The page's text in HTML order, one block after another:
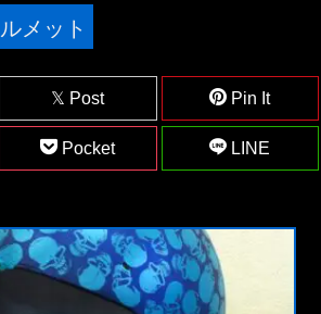
メット
Post Pin It
Pocket LINE